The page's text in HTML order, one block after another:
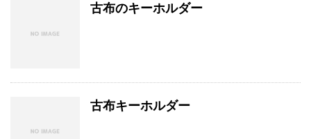
古布のキーホルダー
古布キーホルダー